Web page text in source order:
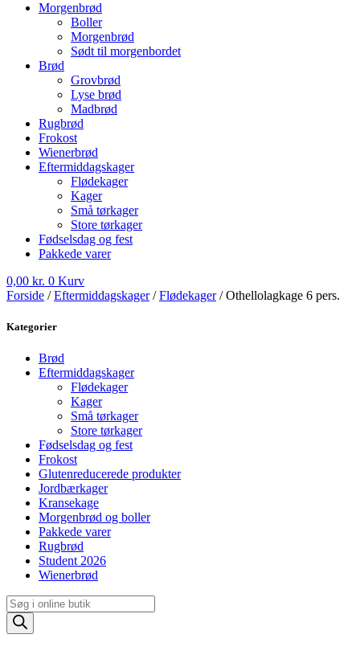
Morgenbrød
Boller
Morgenbrød
Sødt til morgenbordet
Brød
Grovbrød
Lyse brød
Madbrød
Rugbrød
Frokost
Wienerbrød
Eftermiddagskager
Flødekager
Kager
Små tørkager
Store tørkager
Fødselsdag og fest
Pakkede varer
0,00 kr. 0 Kurv
Forside /Eftermiddagskager/Flødekager/ Othellolagkage 6 pers.
Kategorier
Brød
Eftermiddagskager
Flødekager
Kager
Små tørkager
Store tørkager
Fødselsdag og fest
Frokost
Glutenreducerede produkter
Jordbærkager
Kransekage
Morgenbrød og boller
Pakkede varer
Rugbrød
Student 2026
Wienerbrød
Products
search